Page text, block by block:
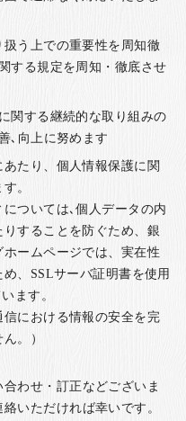
う上での重要性を周知徹
する規定を周知・徹底させ
関する継続的な取り組みの
､向上に努めます
たり、個人情報保護に関
。
ついては､個人データの内
することを防ぐため、銀
ームページでは、実在性
、SSLサーバ証明書を使用
ます。
信における情報の安全を完
。）
わせ・訂正などございま
いただければ幸いです。